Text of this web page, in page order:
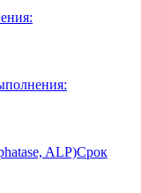
ALP)Срок